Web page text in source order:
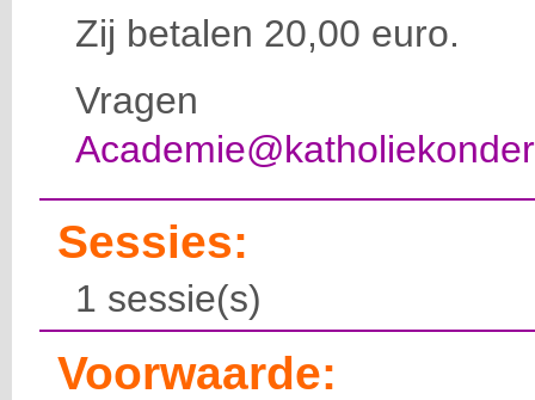
Zij betalen 20,00 euro.
Vragen
Sessies:
1 sessie(s)
Voorwaarde: